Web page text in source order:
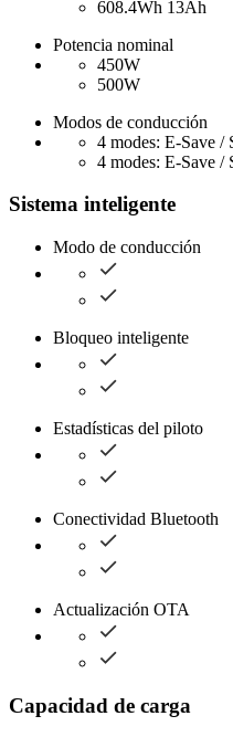
608.4Wh 13Ah
Potencia nominal
450W
500W
Modos de conducción
4 modes: E-Save /
4 modes: E-Save /
Sistema inteligente
Modo de conducción
Bloqueo inteligente
Estadísticas del piloto
Conectividad Bluetooth
Actualización OTA
Capacidad de carga